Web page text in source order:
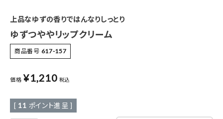
メディアさま向け窓口
店舗情報
上品なゆずの香りではんなりしっとり
ゆずつややリップクリーム
商品番号 617-157
価格 ¥1,210 税込
[ 11 ポイント進呈 ]